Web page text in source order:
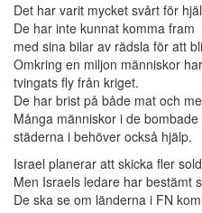
Det har varit mycket svårt för
De har inte kunnat komma fram
med sina bilar av rädsla för att
Omkring en miljon människor har
tvingats fly från kriget.
De har brist på både mat och
Många människor i de bombade
städerna i behöver också hjälp.
Israel planerar att skicka fler
Men Israels ledare har bestämt
De ska se om länderna i FN